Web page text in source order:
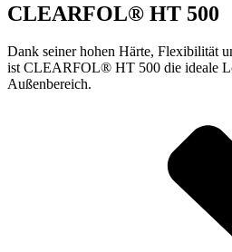
CLEARFOL® HT 500
Dank seiner hohen Härte, Flexibilität
ist CLEARFOL® HT 500 die ideale
Außenbereich.